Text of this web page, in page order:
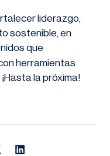
liderazgo,
sostenible, en
que
herramientas
la próxima!